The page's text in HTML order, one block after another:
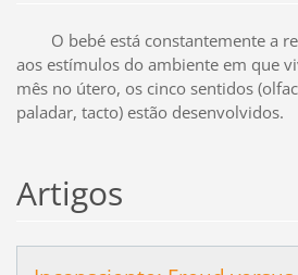
O bebé está constantemente a
aos estímulos do ambiente em que
mês no útero, os cinco sentidos
paladar, tacto) estão desenvolvidos.
Artigos